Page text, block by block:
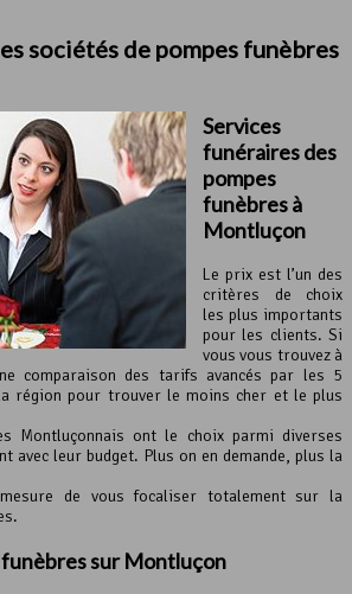
sociétés de pompes funèbres
Services
funéraires des
pompes
funèbres à
Montluçon
Le prix est l’un des
critères de choix
les plus importants
pour les clients. Si
vous vous trouvez à
comparaison des tarifs avancés par les 5
région pour trouver le moins cher et le plus
Montluçonnais ont le choix parmi diverses
avec leur budget. Plus on en demande, plus la
de vous focaliser totalement sur la
sur Montluçon